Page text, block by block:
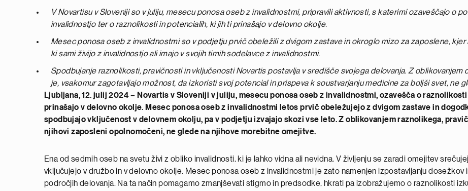
V Novartisu v Sloveniji so v juliju, mesecu ponosa oseb z invalidnostmi, pripravili aktivnosti, s katerimi ozaveščajo o
invalidnostjo ter o raznolikosti in potencialih, ki jih ti prinašajo v delovno okolje.
Mesec ponosa oseb z invalidnostmi so v podjetju prvič obeležili z dvigom zastave in okroglo mizo za zaposlene,
ki sami živijo z invalidnostjo ali imajo v svojih timih sodelavce z invalidnostmi.
Spodbujanje raznolikosti, pravičnosti in vključenosti Novartis postavlja v središče svojega delovanja. Z oblikovanjem
je, vsakomur zagotavljajo možnost, da izkoristi svoj potencial in prispeva k soustvarjanju medicine za boljši svet, ne
Ljubljana, 12. julij 2024 – Novartis v Sloveniji v juliju, mesecu ponosa oseb z invalidnostmi, ozavešča o
prinašajo v delovno okolje. Mesec ponosa oseb z invalidnostmi letos prvič obeležujejo z dvigom zastave in
spodbujajo vključenost v delovnem okolju, pa v podjetju izvajajo skozi vse leto. Z oblikovanjem raznolikega,
njihovi zaposleni opolnomočeni, ne glede na njihove morebitne omejitve.
Ena od sedmih oseb na svetu živi z obliko invalidnosti, ki je lahko vidna ali nevidna. V življenju se zaradi omejitev
vključujejo v družbo in v delovno okolje. Mesec ponosa oseb z invalidnostmi je zato namenjen izpostavljanju
področjih delovanja. Na ta način pomagamo zmanjševati stigmo in predsodke, hkrati pa izobražujemo o raznolikosti